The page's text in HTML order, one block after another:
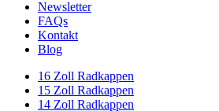
Newsletter
FAQs
Kontakt
Blog
16 Zoll Radkappen
15 Zoll Radkappen
14 Zoll Radkappen